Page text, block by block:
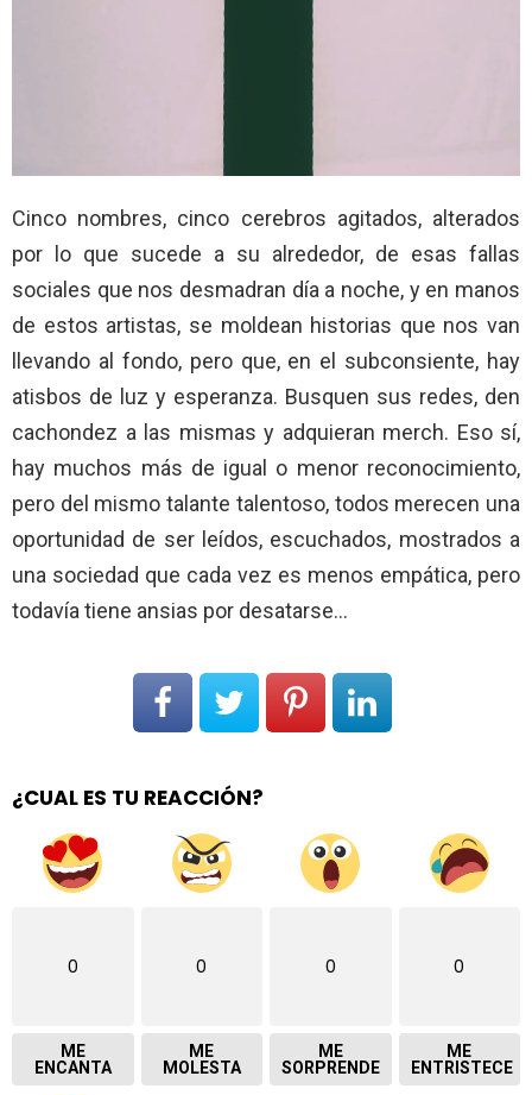
Cinco nombres, cinco cerebros agitados, alterados
por lo que sucede a su alrededor, de esas fallas
sociales que nos desmadran día a noche, y en manos
de estos artistas, se moldean historias que nos van
llevando al fondo, pero que, en el subconsiente, hay
atisbos de luz y esperanza. Busquen sus redes, den
cachondez a las mismas y adquieran merch. Eso sí,
hay muchos más de igual o menor reconocimiento,
pero del mismo talante talentoso, todos merecen una
oportunidad de ser leídos, escuchados, mostrados a
una sociedad que cada vez es menos empática, pero
todavía tiene ansias por desatarse…
¿CUAL ES TU REACCIÓN?
0
ME
ENCANTA
0
ME
MOLESTA
0
ME
SORPRENDE
0
ME
ENTRISTECE